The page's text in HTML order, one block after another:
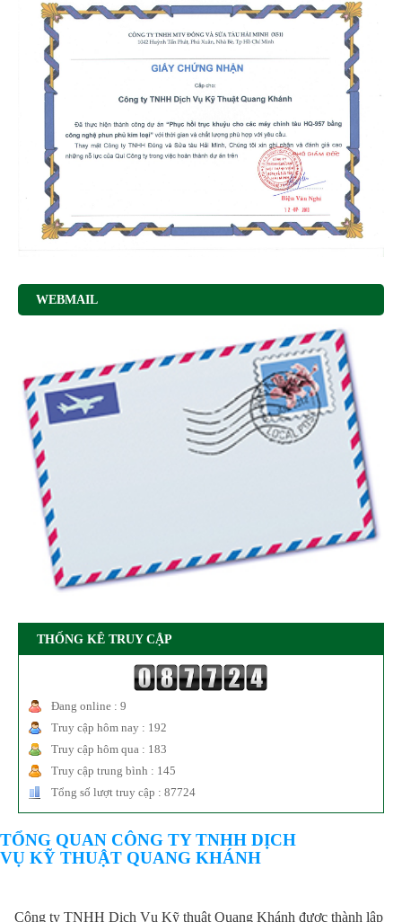
WEBMAIL
THỐNG KÊ TRUY CẬP
Đang online : 9
Truy cập hôm nay : 192
Truy cập hôm qua : 183
Truy cập trung bình : 145
Tổng số lượt truy cập : 87724
TỔNG QUAN CÔNG TY TNHH DỊCH
VỤ KỸ THUẬT QUANG KHÁNH
Công ty TNHH Dịch Vụ Kỹ thuật Quang Khánh được thành lập